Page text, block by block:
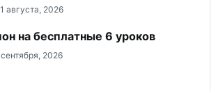
августа, 2026
на бесплатные 6 уроков
2026